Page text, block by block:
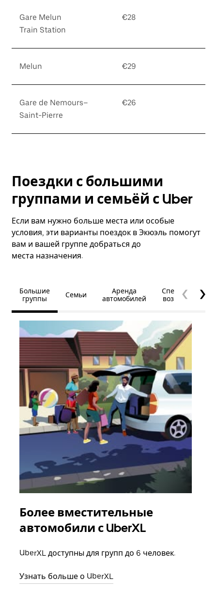
Gare Melun
Train Station
€28
Melun €29
Gare de Nemours–
Saint-Pierre
€26
Поездки с большими
группами и семьёй с Uber
Если вам нужно больше места или особые
условия, эти варианты поездок в Экюэль помогут
вам и вашей группе добраться до
места назначения.
Большие
группы
Семьи
Аренда
автомобилей
Специальные
возможности
Более вместительные
автомобили с UberXL
UberXL доступны для групп до 6 человек.
Узнать больше о UberXL